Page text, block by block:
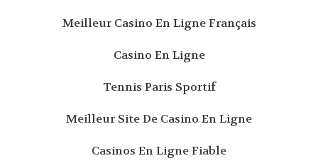
Meilleur Casino En Ligne Français
Casino En Ligne
Tennis Paris Sportif
Meilleur Site De Casino En Ligne
Casinos En Ligne Fiable